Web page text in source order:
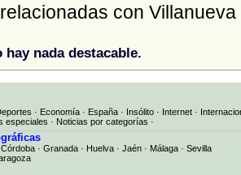
con Villanueva
hay nada destacable.
· Economía · España · Insólito · Internet ·
especiales · Noticias por categorías ·
Córdoba · Granada · Huelva · Jaén · Málaga · Sevilla